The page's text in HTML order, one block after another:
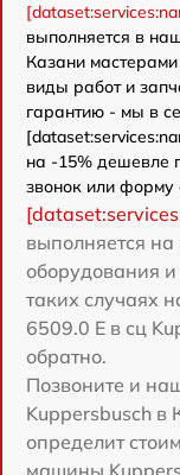
выполняется в
Казани
виды работ и
гарантию - мы в
на -15% дешевле
звонок или форму
выполняется на
оборудования
таких случаях
6509.0 E в сц
обратно.
Позвоните и
Kuppersbusch в
определит